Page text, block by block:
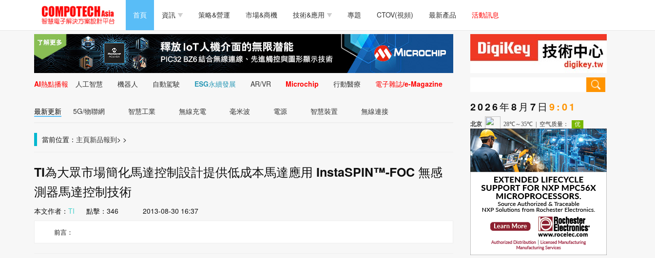
首頁 資訊
半導體/零組件 測試量測
PC/周邊 軟體/工具 醫療電子
新能源 人工智慧 安防監控
策略&營運 市場&商機 技術&應用
電源技術
醫療電子 通訊&網路
類比技術 LED/照明技術 微處理器/微控制器
嵌入技術 感測技術
專題 CTOV(視頻) 最新產品 活動訊息
PC/周邊 軟體/工具 醫療電子
新能源 人工智慧 安防監控
醫療電子 通訊&網路 介面技術
類比技術 LED/照明技術 微處理器/微控制器
嵌入技術 感測技術 量測儀器
智慧型視覺影像/監
控技術
AI熱點播報 人工智慧 機器人 自動駕駛 ESG永續發展 AR/VR Microchip 行動醫療 電子雜誌/e-Magazine
最新更新 5G/物聯網 智慧工業 無線充電 毫米波 電源 智慧裝置 無線連接
當前位置： 主頁 >
新品報到 >
TI為大眾市場簡化馬達控制設計提供低成本馬達應用 InstaSPIN™-FOC 無感
測器馬達控制技術
本文作者： TI 點擊： 346 2013-08-30 16:37
前言：
2026年8月7日 9:01